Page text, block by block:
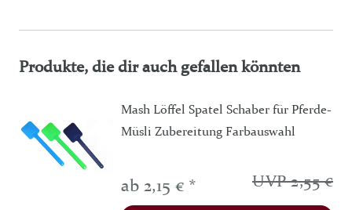
Produkte, die dir auch gefallen könnten
Mash Löffel Spatel Schaber für Pferde-
Müsli Zubereitung Farbauswahl
UVP 2,55 €
ab 2,15 € *